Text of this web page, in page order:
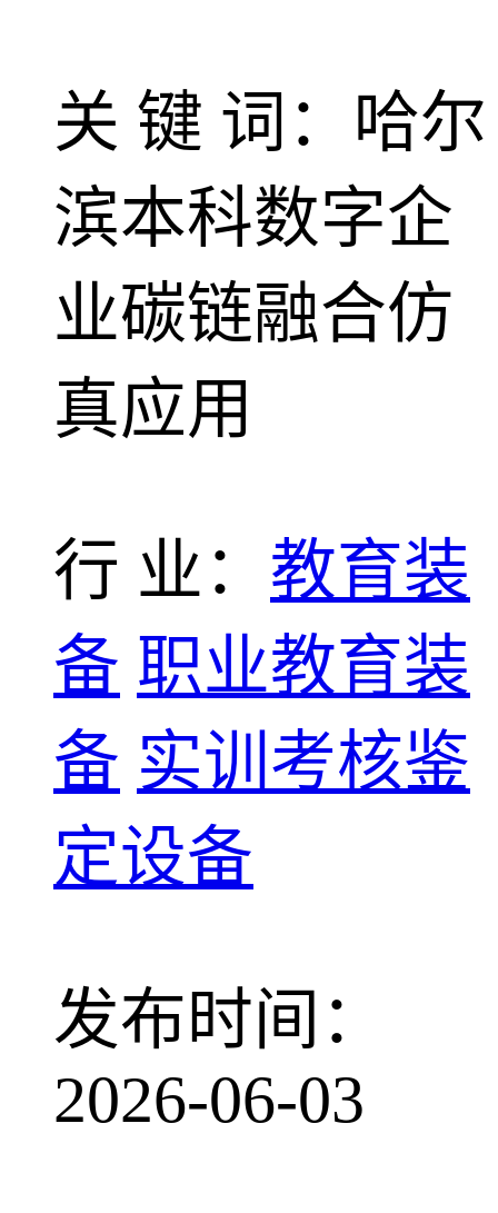
关 键 词：哈尔
滨本科数字企
业碳链融合仿
真应用
行 业： 教育装
备 职业教育装
备 实训考核鉴
定设备
发布时间：
2026-06-03